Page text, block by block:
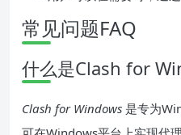
常见问题FAQ
什么是Clash for
Clash for Windows 是专为